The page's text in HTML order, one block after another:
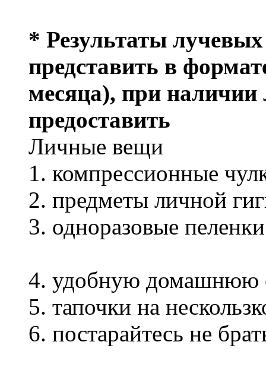
* Результаты
представить в
месяца), при наличии
предоставить
Личные вещи
1. компрессионные
2. предметы личной
3. одноразовые пеленки
4. удобную домашнюю
5. тапочки на
6. постарайтесь не